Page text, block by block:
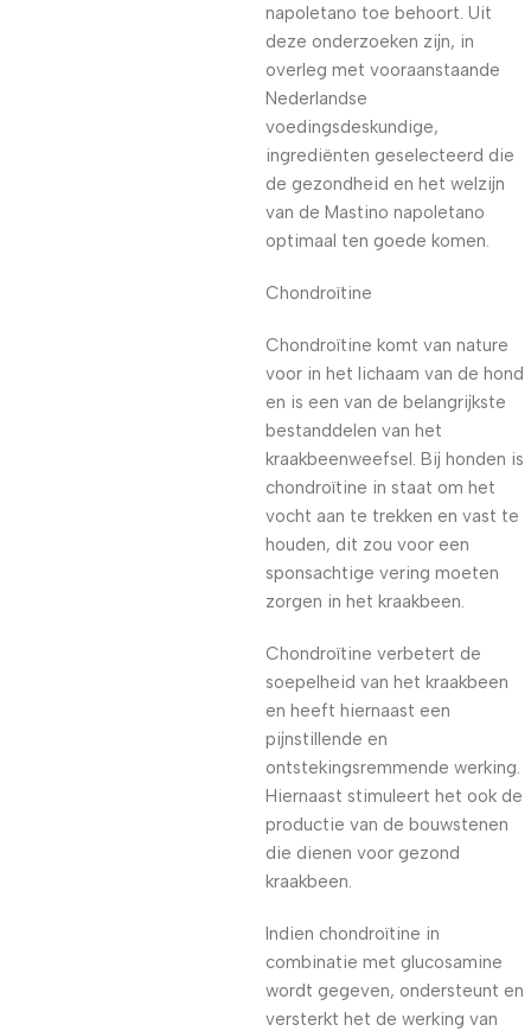
napoletano toe behoort. Uit
deze onderzoeken zijn, in
overleg met vooraanstaande
Nederlandse
voedingsdeskundige,
ingrediënten geselecteerd die
de gezondheid en het welzijn
van de Mastino napoletano
optimaal ten goede komen.
Chondroïtine
Chondroïtine komt van nature
voor in het lichaam van de hond
en is een van de belangrijkste
bestanddelen van het
kraakbeenweefsel. Bij honden is
chondroïtine in staat om het
vocht aan te trekken en vast te
houden, dit zou voor een
sponsachtige vering moeten
zorgen in het kraakbeen.
Chondroïtine verbetert de
soepelheid van het kraakbeen
en heeft hiernaast een
pijnstillende en
ontstekingsremmende werking.
Hiernaast stimuleert het ook de
productie van de bouwstenen
die dienen voor gezond
kraakbeen.
Indien chondroïtine in
combinatie met glucosamine
wordt gegeven, ondersteunt en
versterkt het de werking van